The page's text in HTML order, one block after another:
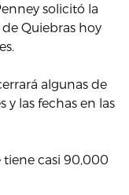
solicitó la
Quiebras hoy
algunas de
y las fechas en las
casi 90,000